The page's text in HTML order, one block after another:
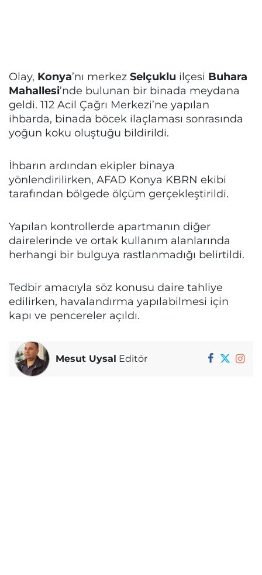
Olay, Konya’nı merkez Selçuklu ilçesi Buhara
Mahallesi’nde bulunan bir binada meydana
geldi. 112 Acil Çağrı Merkezi’ne yapılan
ihbarda, binada böcek ilaçlaması sonrasında
yoğun koku oluştuğu bildirildi.
İhbarın ardından ekipler binaya
yönlendirilirken, AFAD Konya KBRN ekibi
tarafından bölgede ölçüm gerçekleştirildi.
Yapılan kontrollerde apartmanın diğer
dairelerinde ve ortak kullanım alanlarında
herhangi bir bulguya rastlanmadığı belirtildi.
Tedbir amacıyla söz konusu daire tahliye
edilirken, havalandırma yapılabilmesi için
kapı ve pencereler açıldı.
Mesut Uysal Editör